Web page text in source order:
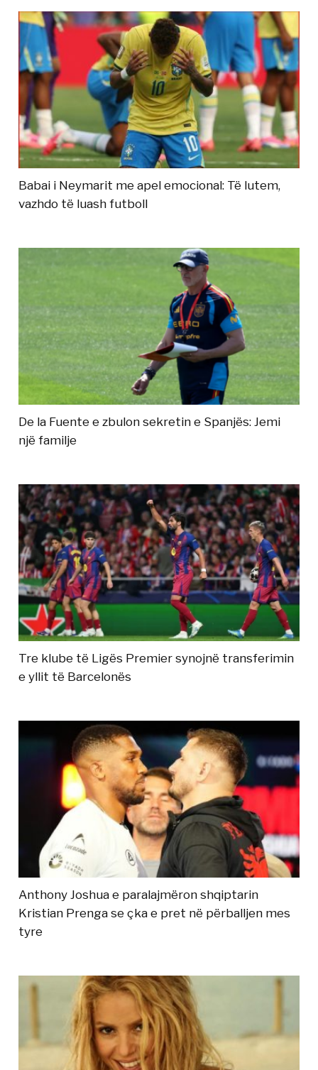
Babai i Neymarit me apel emocional: Të lutem,
vazhdo të luash futboll
De la Fuente e zbulon sekretin e Spanjës: Jemi
një familje
Tre klube të Ligës Premier synojnë transferimin
e yllit të Barcelonës
Anthony Joshua e paralajmëron shqiptarin
Kristian Prenga se çka e pret në përballjen mes
tyre